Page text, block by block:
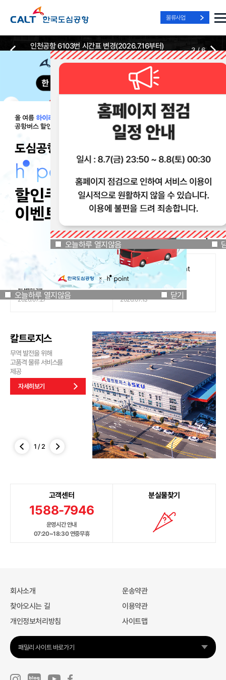
물류사업
오늘하루 열지않음
오늘하루 열지않음 닫기
오늘하루 열지않음
Best Way, Fast Way
to the Airport
Best Way, Fast Way
to the Airport
Best Way, Fast Way
to the Airport
인천공항 6103번 시간표 변경(2026.7.16부터)
2026-07-13 2026-07-13
3/6
실시간
위치안내
리무진 노선
및 시간표
리무진
예매
리무진
이용 혜택
공지사항
[인천국제공항공사 x 잔망루피]
공항은 GREEN하게, 굿즈는
특별하게!
2026.07.27
도심공항리무진 x H.Point
할인쿠폰 이벤트
2026.07.13
칼트로지스
무역 발전을 위해
고품격 물류 서비스를
제공
자세히보기
1 /2
고객센터
1588-7946
운영시간 안내
07:20~18:30 연중무휴
분실물찾기
회사소개
운송약관
찾아오시는 길
이용약관
개인정보처리방침
사이트맵
패밀리 사이트 바로가기